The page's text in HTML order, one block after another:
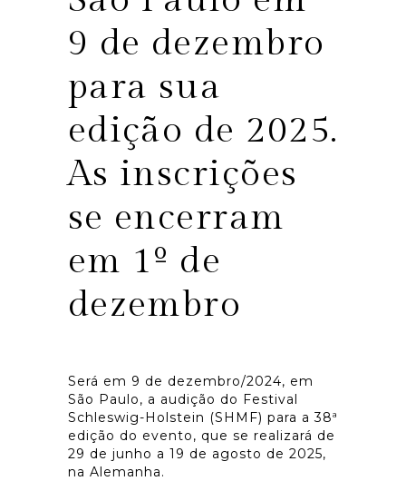
9 de dezembro
para sua
edição de 2025.
As inscrições
se encerram
em 1º de
dezembro
Será em 9 de dezembro/2024, em
São Paulo, a audição do Festival
Schleswig-Holstein (SHMF) para a 38ª
edição do evento, que se realizará de
29 de junho a 19 de agosto de 2025,
na Alemanha.